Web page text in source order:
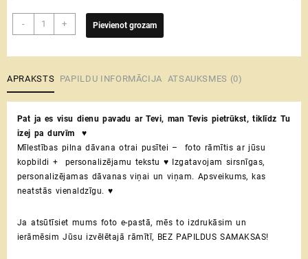
-
Koka
foto
Personalizēta
Valentīna
dāvana
otrai
pusītei
daudzums
+ Pievienot grozam
APRAKSTS PAPILDU INFORMĀCIJA ATSAUKSMES (0)
Pat ja es visu dienu pavadu ar Tevi, man Tevis pietrūkst, tiklīdz Tu
izej pa durvīm ♥
Mīlestības pilna dāvana otrai pusītei – foto rāmītis ar jūsu
kopbildi + personalizējamu tekstu ♥ Izgatavojam sirsnīgas,
personalizējamas dāvanas viņai un viņam. Apsveikums, kas
neatstās vienaldzīgu. ♥
Ja atsūtīsiet mums foto e-pastā, mēs to izdrukāsim un
ierāmēsim Jūsu izvēlētajā rāmītī, BEZ PAPILDUS SAMAKSAS!